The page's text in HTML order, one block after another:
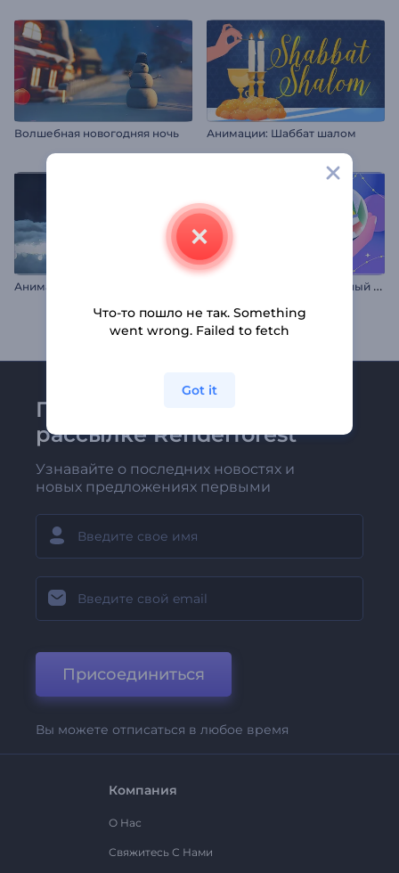
Волшебная новогодняя ночь Анимации: Шаббат шалом
З
аставка "Веселый снежный шар"
Присоединяйтесь к
рассылке Renderforest
Узнавайте о последних новостях и
новых предложениях первыми
Присоединиться
Вы можете отписаться в любое время
Компания
О Нас
Свяжитесь С Нами
Что-то пошло не так. Something
went wrong. Failed to fetch
Got it